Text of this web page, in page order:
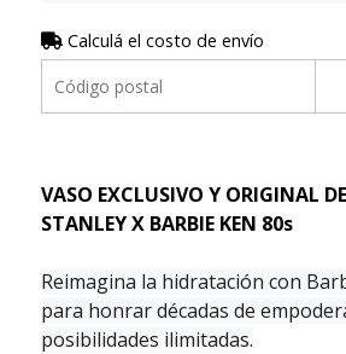
Calculá el costo de envío
VASO EXCLUSIVO Y ORIGINAL
STANLEY X BARBIE KEN 80s
Reimagina la hidratación con
para honrar décadas de
posibilidades ilimitadas.